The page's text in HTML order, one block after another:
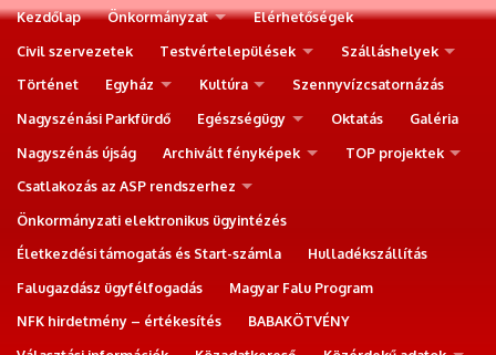
Kezdőlap Önkormányzat
Elérhetőségek
Civil szervezetek
Testvértelepülések
Szálláshelyek
Történet
Egyház Kultúra
Szennyvízcsatornázás
Nagyszénási Parkfürdő
Egészségügy Oktatás
Galéria
Nagyszénás újság
Archivált fényképek
TOP projektek
Csatlakozás az ASP rendszerhez
Önkormányzati elektronikus ügyintézés
Életkezdési támogatás és Start-számla
Hulladékszállítás
Falugazdász ügyfélfogadás
Magyar Falu Program
NFK hirdetmény – értékesítés
BABAKÖTVÉNY